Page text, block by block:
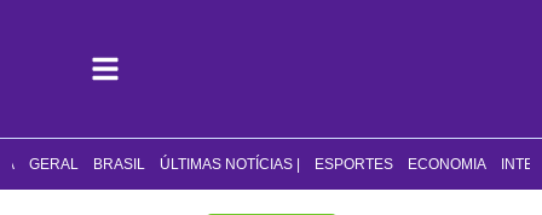
GERAL BRASIL ÚLTIMAS NOTÍCIAS | ESPORTES ECONOMIA